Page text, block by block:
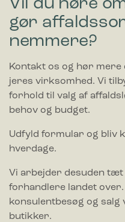
Vil du høre
gør
nemmere?
Kontakt os og hør
jeres virksomhed. Vi
forhold til valg af
behov og budget.
Udfyld formular og bliv
hverdage.
Vi arbejder desuden
forhandlere landet
konsulentbesøg og salg
butikker.